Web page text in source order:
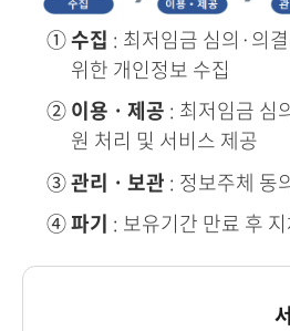
①수집 : 최저임금 심의·의
위한 개인정보 수집
② 이용ㆍ제공 : 최저임금 심
원 처리 및 서비스 제공
③관리ㆍ보관 : 정보주체 동
④파기 : 보유기간 만료 후